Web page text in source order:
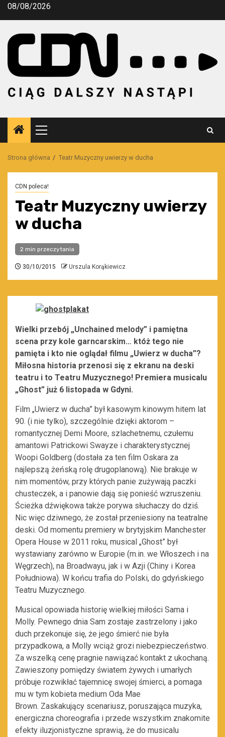
Przejdź
08/08/2026
Menu
główne
Strona główna Teatr Muzyczny uwierzy w ducha
CDN poleca!
Teatr Muzyczny uwierzy
w ducha
2 min przeczytania
30/10/2015 Urszula Korąkiewicz
Wielki przebój „Unchained melody” i pamiętna
scena przy kole garncarskim… któż tego nie
pamięta i kto nie oglądał filmu „Uwierz w ducha”?
Miłosna historia przenosi się z ekranu na deski
teatru i to Teatru Muzycznego! Premiera musicalu
„Ghost” już 6 listopada w Gdyni.
Film „Uwierz w ducha” był kasowym kinowym hitem lat
90. (i nie tylko), szczególnie dzięki aktorom –
romantycznej Demi Moore, szlachetnemu, czułemu
amantowi Patrickowi Swayze i charakterystycznej
Woopi Goldberg (dostała za ten film Oskara za
najlepszą żeńską rolę drugoplanową). Nie brakuje w
nim momentów, przy których panie zużywają paczki
chusteczek, a i panowie dają się ponieść wzruszeniu.
Ścieżka dźwiękowa także porywa słuchaczy do dziś.
Nic więc dziwnego, że został przeniesiony na teatralne
deski. Od momentu premiery w brytyjskim Manchester
Opera House w 2011 roku, musical „Ghost” był
wystawiany zarówno w Europie (m.in. we Włoszech i na
Węgrzech), na Broadwayu, jak i w Azji (Chiny i Korea
Południowa). W końcu trafia do Polski, do gdyńskiego
Teatru Muzycznego.
Musical opowiada historię wielkiej miłości Sama i
Molly. Pewnego dnia Sam zostaje zastrzelony i jako
duch przekonuje się, że jego śmierć nie była
przypadkowa, a Molly wciąż grozi niebezpieczeństwo.
Za wszelką cenę pragnie nawiązać kontakt z ukochaną.
Zawieszony pomiędzy światem żywych i umarłych
próbuje rozwikłać tajemnicę swojej śmierci, a pomaga
mu w tym kobieta medium Oda Mae
Brown. Zaskakujący scenariusz, poruszająca muzyka,
energiczna choreografia i przede wszystkim znakomite
efekty iluzjonistyczne sprawią, że do musicalu